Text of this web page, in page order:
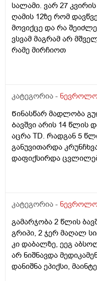
სალამი. ვარ 27
ღამის 12ზე რომ
მოვიქცე და რა
ვსვამ მაგრამ არ
რამე მირჩიოთ
კატეგორია -
Წინასწარ მადლობა
Ბავშვი არის 14 წლის
აცრა TD. Რადგან 5
განუვითარდა
დაფიქსირდა
აცრის ჩატარებას.
ცალკე გავუკეთო ან
კატეგორია -
გამარჯობა 2 წლის
გრიპი, 2 ჯერ მაღალ
კი დაბალზე, ეეგ
არ ნიშნავდა
დანიშნა ეპიქსი,